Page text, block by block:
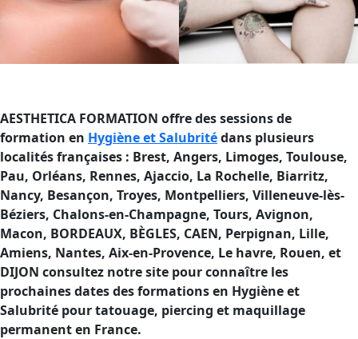
AESTHETICA FORMATION offre des sessions de
formation en Hygiène et Salubritédans plusieurs
localités françaises : Brest, Angers, Limoges, Toulouse,
Pau, Orléans, Rennes, Ajaccio, La Rochelle, Biarritz,
Nancy, Besançon, Troyes, Montpelliers, Villeneuve-lès-
Béziers, Chalons-en-Champagne, Tours, Avignon,
Macon, BORDEAUX, BÈGLES, CAEN, Perpignan, Lille,
Amiens, Nantes, Aix-en-Provence, Le havre, Rouen, et
DIJON consultez notre site pour connaître les
prochaines dates des formations en Hygiène et
Salubrité pour tatouage, piercing et maquillage
permanent en France.